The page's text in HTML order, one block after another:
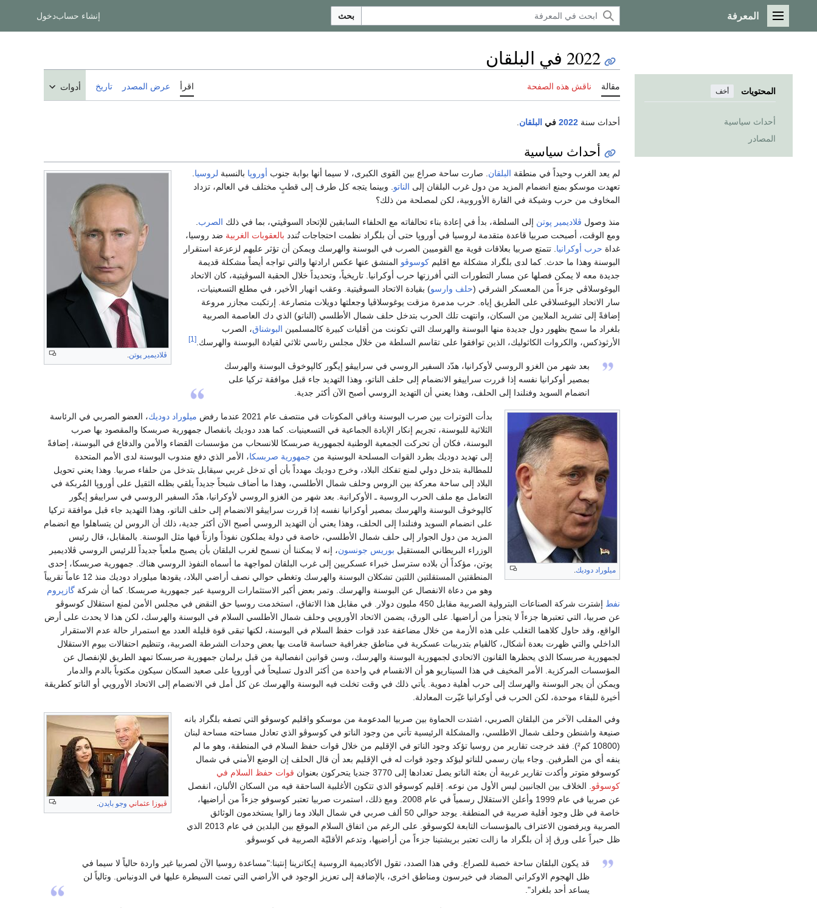
القائمة الرئيسية
المعرفة بحث إنشاء حسابدخول
المحتويات أخف
أحداث سياسية
المصادر
2022 في البلقان
مقالة ناقش هذه الصفحة اقرأ عرض المصدر تاريخ أدوات
أحداث سنة 2022 في البلقان
أحداث سياسية
ڤلاديمير پوتن
لم يعد الغرب وحيداً في منطقة البلقان. صارت ساحة صراع بين القوى الكبرى، لا سيما أنها بوابة جنوب أوروپا بالنسبة لروسيا.
تعهدت موسكو بمنع انضمام المزيد من دول غرب البلقان إلى الناتو. وبينما يتجه كل طرف إلى قطبٍ مختلف في العالم، تزداد
المخاوف من حرب وشيكة في القارة الأوروبية، لكن لمصلحة من ذلك؟
منذ وصول ڤلاديمير پوتن إلى السلطة، بدأ في إعادة بناء تحالفاته مع الحلفاء السابقين للإتحاد السوڤيتي، بما في ذلك الصرب.
ومع الوقت، أصبحت صربيا قاعدة متقدمة لروسيا في أوروپا حتى أن بلگراد نظمت احتجاجات تُندد بالعقوبات الغربية ضد روسيا،
غداة حرب أوكرانيا. تتمتع صربيا بعلاقات قوية مع القوميين الصرب في البوسنة والهرسك ويمكن أن تؤثر عليهم لزعزعة استقرار
البوسنة وهذا ما حدث. كما لدى بلگراد مشكلة مع اقليم كوسوڤو المنشق عنها عكس ارادتها والتي تواجه أيضاً مشكلة قديمة
جديدة معه لا يمكن فصلها عن مسار التطورات التي أفرزتها حرب أوكرانيا. تاريخياً، وتحديداً خلال الحقبة السوڤيتية، كان الاتحاد
اليوغوسلاڤي جزءاً من المعسكر الشرقي (حلف وارسو) بقيادة الاتحاد السوڤيتية. وعقب انهيار الأخير، في مطلع التسعينيات،
سار الاتحاد اليوغسلاڤي على الطريق إياه. حرب مدمرة مزقت يوغوسلاڤيا وجعلتها دويلات متصارعة. إرتكبت مجازر مروعة
إضافةً إلى تشريد الملايين من السكان، وانتهت تلك الحرب بتدخل حلف شمال الأطلسي (الناتو) الذي دك العاصمة الصربية
بلغراد ما سمح بظهور دول جديدة منها البوسنة والهرسك التي تكونت من أقليات كبيرة كالمسلمين البوشناق، الصرب
الأرثوذكس، والكروات الكاثوليك، الذين توافقوا على تقاسم السلطة من خلال مجلس رئاسي ثلاثي لقيادة البوسنة والهرسك.[1]
بعد شهر من الغزو الروسي لأوكرانيا، هدّد السفير الروسي في سراييڤو إيگور كالپوخوڤ البوسنة والهرسك
بمصير أوكرانيا نفسه إذا قررت سراييفو الانضمام إلى حلف الناتو، وهذا التهديد جاء قبل موافقة تركيا على
انضمام السويد وفنلندا إلى الحلف، وهذا يعني أن التهديد الروسي أصبح الآن أكثر جدية.
ميلوراد دوديك.
بدأت التوترات بين صرب البوسنة وباقي المكونات في منتصف عام 2021 عندما رفض ميلوراد دوديك، العضو الصربي في الرئاسة
الثلاثية للبوسنة، تجريم إنكار الإبادة الجماعية في التسعينيات. كما هدد دوديك بانفصال جمهورية صربسكا والمقصود بها صرب
البوسنة، فكان أن تحركت الجمعية الوطنية لجمهورية صربسكا للانسحاب من مؤسسات القضاء والأمن والدفاع في البوسنة، إضافةً
إلى تهديد دوديك بطرد القوات المسلحة البوسنية من جمهورية صربسكا، الأمر الذي دفع مندوب البوسنة لدى الأمم المتحدة
للمطالبة بتدخل دولي لمنع تفكك البلاد، وخرج دوديك مهدداً بأن أي تدخل غربي سيقابل بتدخل من حلفاء صربيا. وهذا يعني تحويل
البلاد إلى ساحة معركة بين الروس وحلف شمال الأطلسي، وهذا ما أضاف شبحاً جديداً يلقي بظله الثقيل على أوروپا المُربكة في
التعامل مع ملف الحرب الروسية ـ الأوكرانية. بعد شهر من الغزو الروسي لأوكرانيا، هدّد السفير الروسي في سراييڤو إيگور
كالپوخوڤ البوسنة والهرسك بمصير أوكرانيا نفسه إذا قررت سراييڤو الانضمام إلى حلف الناتو، وهذا التهديد جاء قبل موافقة تركيا
على انضمام السويد وفنلندا إلى الحلف، وهذا يعني أن التهديد الروسي أصبح الآن أكثر جدية، ذلك أن الروس لن يتساهلوا مع انضمام
المزيد من دول الجوار إلى حلف شمال الأطلسي، خاصة في دولة يملكون نفوذاً وازناً فيها مثل البوسنة. بالمقابل، قال رئيس
الوزراء البريطاني المستقيل بوريس جونسون، إنه لا يمكننا أن نسمح لغرب البلقان بأن يصبح ملعباً جديداً للرئيس الروسي ڤلاديمير
پوتن، مؤكداً أن بلاده سترسل خبراء عسكريين إلى غرب البلقان لمواجهة ما أسماه النفوذ الروسي هناك. جمهورية صربسكا، إحدى
المنطقتين المستقلتين اللتين تشكلان البوسنة والهرسك وتغطي حوالي نصف أراضي البلاد، يقودها ميلوراد دوديك منذ 12 عاماً تقريباً
وهو من دعاة الانفصال عن البوسنة والهرسك. وتمر بعض أكبر الاستثمارات الروسية عبر جمهورية صربسكا. كما أن شركة گازپروم
نفط
إشترت شركة الصناعات البترولية الصربية مقابل 450 مليون دولار. في مقابل هذا الاتفاق، استخدمت روسيا حق النقض في مجلس الأمن لمنع استقلال كوسوڤو
عن صربيا، التي تعتبرها جزءاً لا يتجزأ من أراضيها. على الورق، يضمن الاتحاد الأوروپي وحلف شمال الأطلسي السلام في البوسنة والهرسك، لكن هذا لا يحدث على أرض
الواقع، وقد حاول كلاهما التغلب على هذه الأزمة من خلال مضاعفة عدد قوات حفظ السلام في البوسنة، لكنها تبقى قوة قليلة العدد مع استمرار حالة عدم الاستقرار
الداخلي والتي ظهرت بعدة أشكال، كالقيام بتدريبات عسكرية في مناطق جغرافية حساسة قامت بها بعض وحدات الشرطة الصربية، وتنظيم احتفالات بيوم الاستقلال
لجمهورية صربسكا الذي يحظرها القانون الاتحادي لجمهورية البوسنة والهرسك، وسن قوانين انفصالية من قبل برلمان جمهورية صربسكا تمهد الطريق للإنفصال عن
المؤسسات المركزية. الأمر المخيف في هذا السيناريو هو أن الانقسام في واحدة من أكثر الدول تسليحاً في أوروپا على صعيد السكان سيكون مكتوباً بالدم والدمار
ويمكن أن يجر البوسنة والهرسك إلى حرب أهلية دموية. يأتي ذلك في وقت تخلت فيه البوسنة والهرسك عن كل أمل في الانضمام إلى الاتحاد الأوروپي أو الناتو كطريقة
أخيرة للبقاء موحدة، لكن الحرب في أوكرانيا غيّرت المعادلة.
ڤيوزا عثماني وجو بايدن.
وفي المقلب الآخر من البلقان الصربي، اشتدت الحماوة بين صربيا المدعومة من موسكو واقليم كوسوڤو التي تصفه بلگراد بانه
صنيعة واشنطن وحلف شمال الاطلسي، والمشكلة الرئيسية تأتي من وجود الناتو في كوسوڤو الذي تعادل مساحته مساحة لبنان
(10800 كم²). فقد خرجت تقارير من روسيا تؤكد وجود الناتو في الإقليم من خلال قوات حفظ السلام في المنطقة، وهو ما لم
ينفه أي من الطرفين. وجاء بيان رسمي للناتو ليؤكد وجود قوات له في الإقليم بعد أن قال الحلف إن الوضع الأمني في شمال
كوسوفو متوتر وأكدت تقارير غربية أن بعثة الناتو يصل تعدادها إلى 3770 جنديا يتحركون بعنوان
قوات حفظ السلام في
كوسوڤو. الخلاف بين الجانبين ليس الأول من نوعه. إقليم كوسوڤو الذي تتكون الأغلبية الساحقة فيه من السكان الألبان، انفصل
عن صربيا في عام 1999 وأعلن الاستقلال رسمياً في عام 2008. ومع ذلك، استمرت صربيا تعتبر كوسوفو جزءاً من أراضيها،
خاصة في ظل وجود أقلية صربية في المنطقة. يوجد حوالي 50 ألف صربي في شمال البلاد وما زالوا يستخدمون الوثائق
الصربية ويرفضون الاعتراف بالمؤسسات التابعة لكوسوڤو. على الرغم من اتفاق السلام الموقع بين البلدين في عام 2013 الذي
ظل حبراً على ورق إذ أن بلگراد ما زالت تعتبر بريشتينا جزءاً من أراضيها، وتدعم الأقليّة الصربية في كوسوڤو.
قد يكون البلقان ساحة خصبة للصراع. وفي هذا الصدد، تقول الأكاديمية الروسية إيكاترينا إنتينا:"مساعدة روسيا الآن لصربيا غير واردة حالياً لا سيما في
ظل الهجوم الاوكراني المضاد في خيرسون ومناطق اخرى، بالإضافة إلى تعزيز الوجود في الأراضي التي تمت السيطرة عليها في الدونباس. وتالياً لن
يساعد أحد بلغراد".